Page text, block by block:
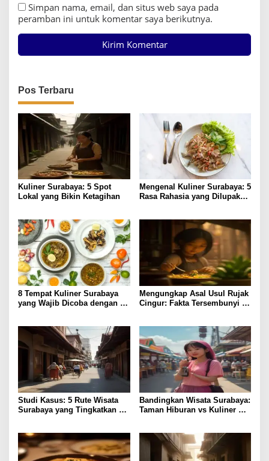
Simpan nama, email, dan situs web saya pada
peramban ini untuk komentar saya berikutnya.
Pos Terbaru
Kuliner Surabaya: 5 Spot
Lokal yang Bikin Ketagihan
Mengenal Kuliner Surabaya: 5
Rasa Rahasia yang Dilupakan
8 Tempat Kuliner Surabaya
yang Wajib Dicoba dengan
Mengungkap Asal Usul Rujak
Cingur: Fakta Tersembunyi di
Studi Kasus: 5 Rute Wisata
Surabaya yang Tingkatkan
Bandingkan Wisata Surabaya:
Taman Hiburan vs Kuliner